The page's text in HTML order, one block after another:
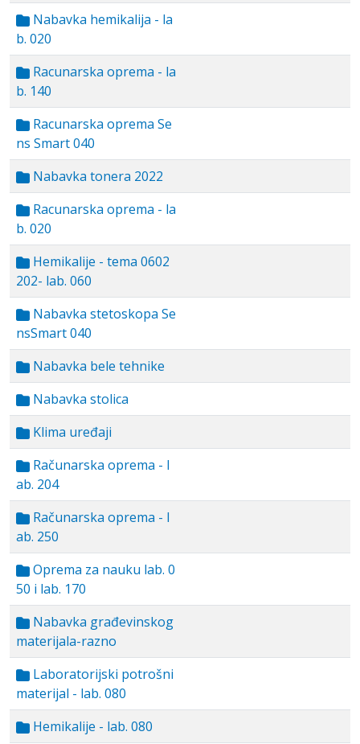
Nabavka hemikalija - la
b. 020
Racunarska oprema - la
b. 140
Racunarska oprema Se
ns Smart 040
Nabavka tonera 2022
Racunarska oprema - la
b. 020
Hemikalije - tema 0602
202- lab. 060
Nabavka stetoskopa Se
nsSmart 040
Nabavka bele tehnike
Nabavka stolica
Klima uređaji
Računarska oprema - l
ab. 204
Računarska oprema - l
ab. 250
Oprema za nauku lab. 0
50 i lab. 170
Nabavka građevinskog
materijala-razno
Laboratorijski potrošni
materijal - lab. 080
Hemikalije - lab. 080